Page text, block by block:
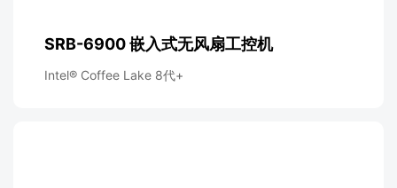
SRB-6900 嵌入式无风扇工控机
Intel® Coffee Lake 8代+